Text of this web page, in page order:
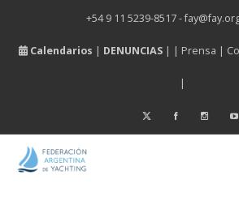
+54 9 11 5239-8517 - fay@fay.
Calendarios | DENUNCIAS | | Prensa |
|